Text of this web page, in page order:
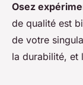
Osez
de qualité est
de votre
la durabilité, et